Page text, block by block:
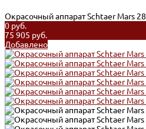
Окрасочный аппарат Schtaer Mars 28
0 руб.
75 905 руб.
Добавлено